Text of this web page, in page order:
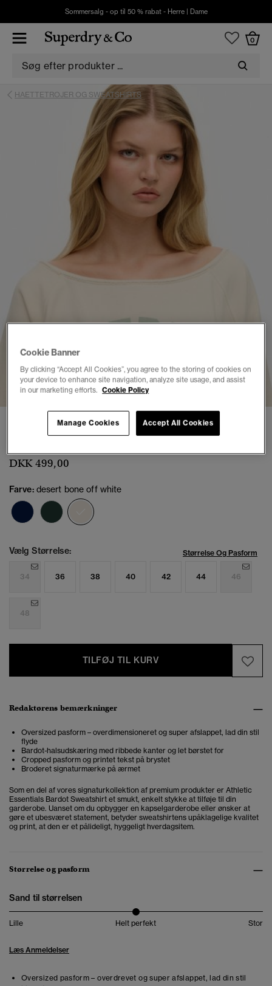
Sommersalg - op til 50 % rabat - Herre| Dame
0
HAETTETROJER OG SWEATSHIRTS
1 2 3 4 5
Athletic Essentials Bardot Sweatshirt
DKK 499,00
Farve: desert bone off white
Vælg Størrelse: Størrelse Og Pasform
34 36 38 40 42 44 46
48
TILFØJ TIL KURV
Redaktørens bemærkninger
Oversized pasform – overdimensioneret og super afslappet, lad din stil
flyde
Bardot-halsudskæring med ribbede kanter og let børstet for
Cropped pasform og printet tekst på brystet
Broderet signaturmærke på ærmet
Som en del af vores signaturkollektion af premium produkter er Athletic
Essentials Bardot Sweatshirt et smukt, enkelt stykke at tilføje til din
garderobe. Uanset om du opbygger en kapselgarderobe eller ønsker at
gøre et ubesværet statement, betyder sweatshirtens upåklagelige kvalitet
og print, at den er et pålideligt, hyggeligt hverdagsitem.
Størrelse og pasform
Sand til størrelsen
Lille Helt perfekt Stor
Læs Anmeldelser
Oversized pasform – overdrevet og super afslappet, lad din stil
Cookie Banner
By clicking “Accept All Cookies”, you agree to the storing of cookies on
your device to enhance site navigation, analyze site usage, and assist
in our marketing efforts. Cookie Policy
Accept All Cookies
Manage Cookies